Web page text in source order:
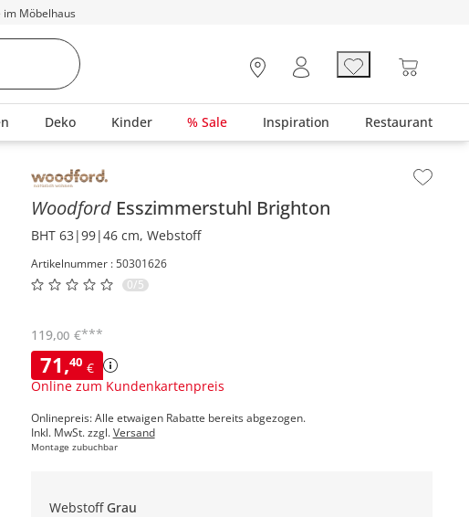
im Möbelhaus
Deko Kinder % Sale Inspiration Restaurant
Inhalt der Seitenleiste überspringen - Zum Seitenende
Woodford Esszimmerstuhl Brighton
BHT 63|99|46 cm, Webstoff
Artikelnummer : 50301626
0/5
71,40 €
Online zum Kundenkartenpreis
119,00 €***
Onlinepreis: Alle etwaigen Rabatte bereits abgezogen.
Inkl. MwSt. zzgl.Versand
Montage zubuchbar
Webstoff Grau